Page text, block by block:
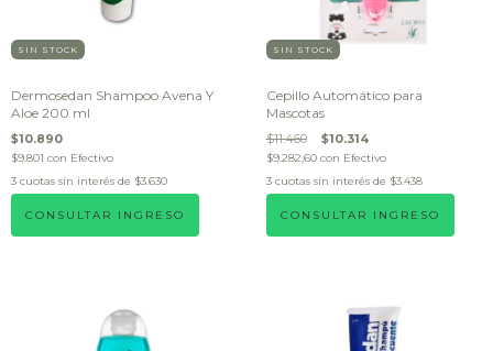
SIN STOCK
Dermosedan Shampoo Avena Y
Aloe 200 ml
$10.890
$9.801 con Efectivo
3 cuotas sin interés de $3.630
CONSULTAR INGRESO
SIN STOCK
Cepillo Automático para
Mascotas
$11.460 $10.314
$9.282,60 con Efectivo
3 cuotas sin interés de $3.438
CONSULTAR INGRESO